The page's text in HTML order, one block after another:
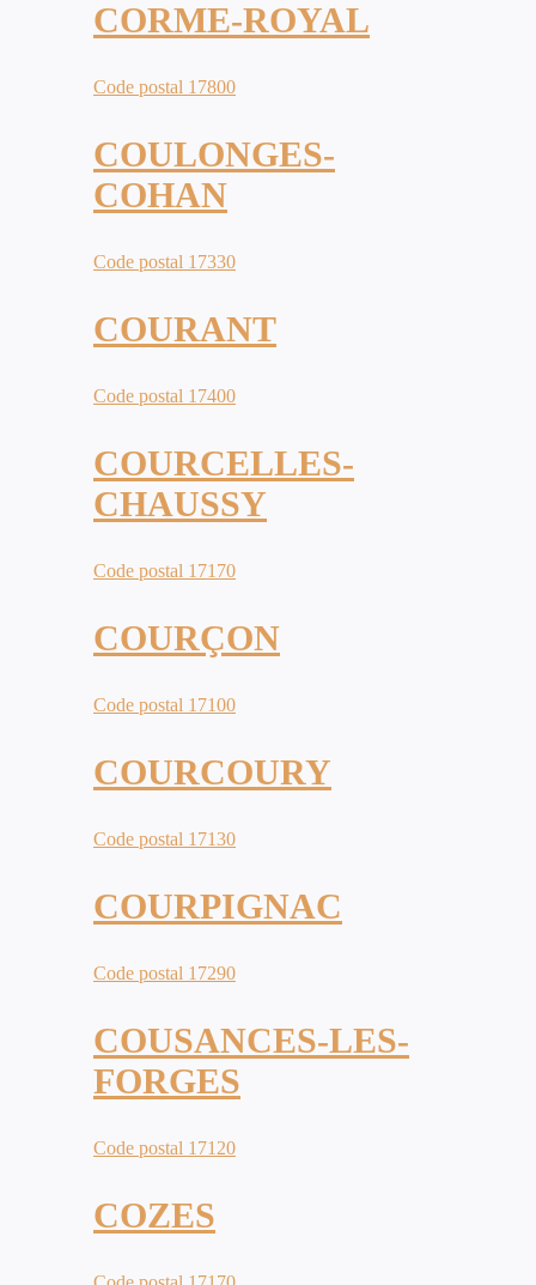
CORME-ROYAL
Code postal 17800
COULONGES-
COHAN
Code postal 17330
COURANT
Code postal 17400
COURCELLES-
CHAUSSY
Code postal 17170
COURÇON
Code postal 17100
COURCOURY
Code postal 17130
COURPIGNAC
Code postal 17290
COUSANCES-LES-
FORGES
Code postal 17120
COZES